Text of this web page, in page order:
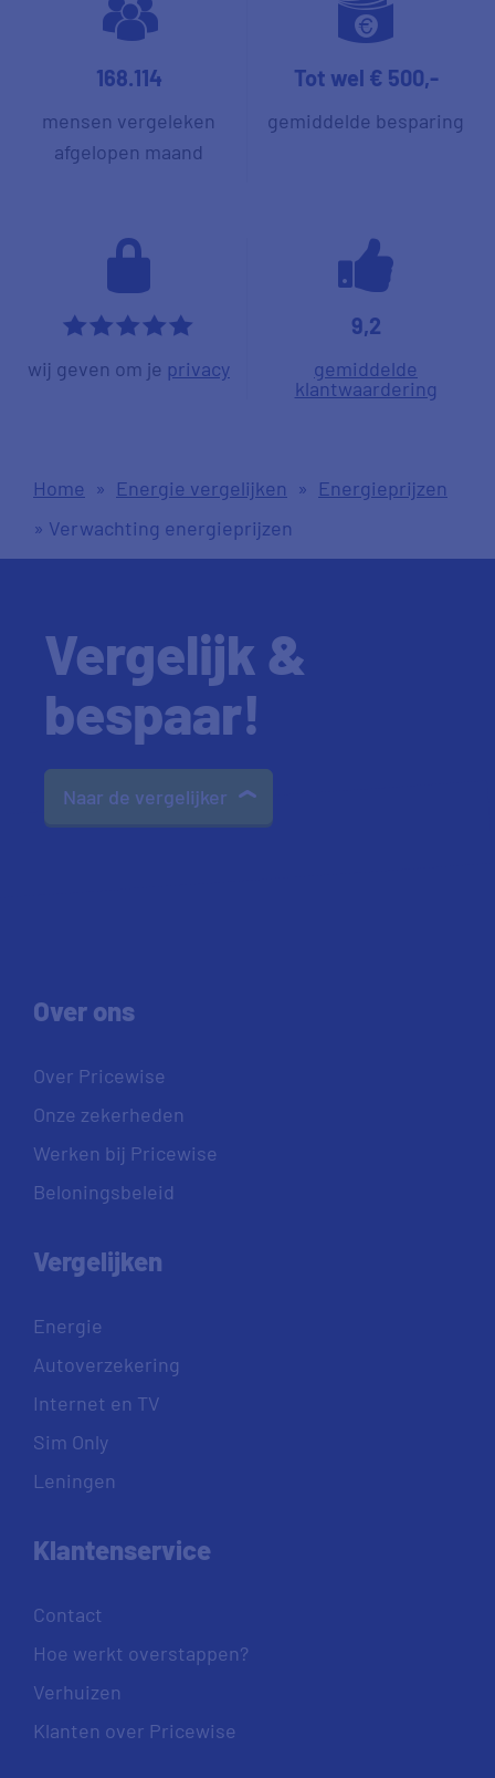
168.114
mensen vergeleken
afgelopen maand
Tot wel € 500,-
gemiddelde besparing
*****
wij geven om je privacy
9,2
gemiddelde
klantwaardering
Home » Energie vergelijken » Energieprijzen
» Verwachting energieprijzen
Vergelijk &
bespaar!
Naar de vergelijker
Over ons
Over Pricewise
Onze zekerheden
Werken bij Pricewise
Beloningsbeleid
Vergelijken
Energie
Autoverzekering
Internet en TV
Sim Only
Leningen
Klantenservice
Contact
Hoe werkt overstappen?
Verhuizen
Klanten over Pricewise